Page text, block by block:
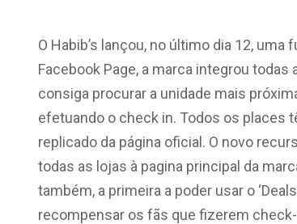
O Habib’s lançou, no último dia 12,
Facebook Page, a marca integrou
consiga procurar a unidade mais
efetuando o check in. Todos os places
replicado da página oficial. O novo
todas as lojas à pagina principal da
também, a primeira a poder usar o
recompensar os fãs que fizerem